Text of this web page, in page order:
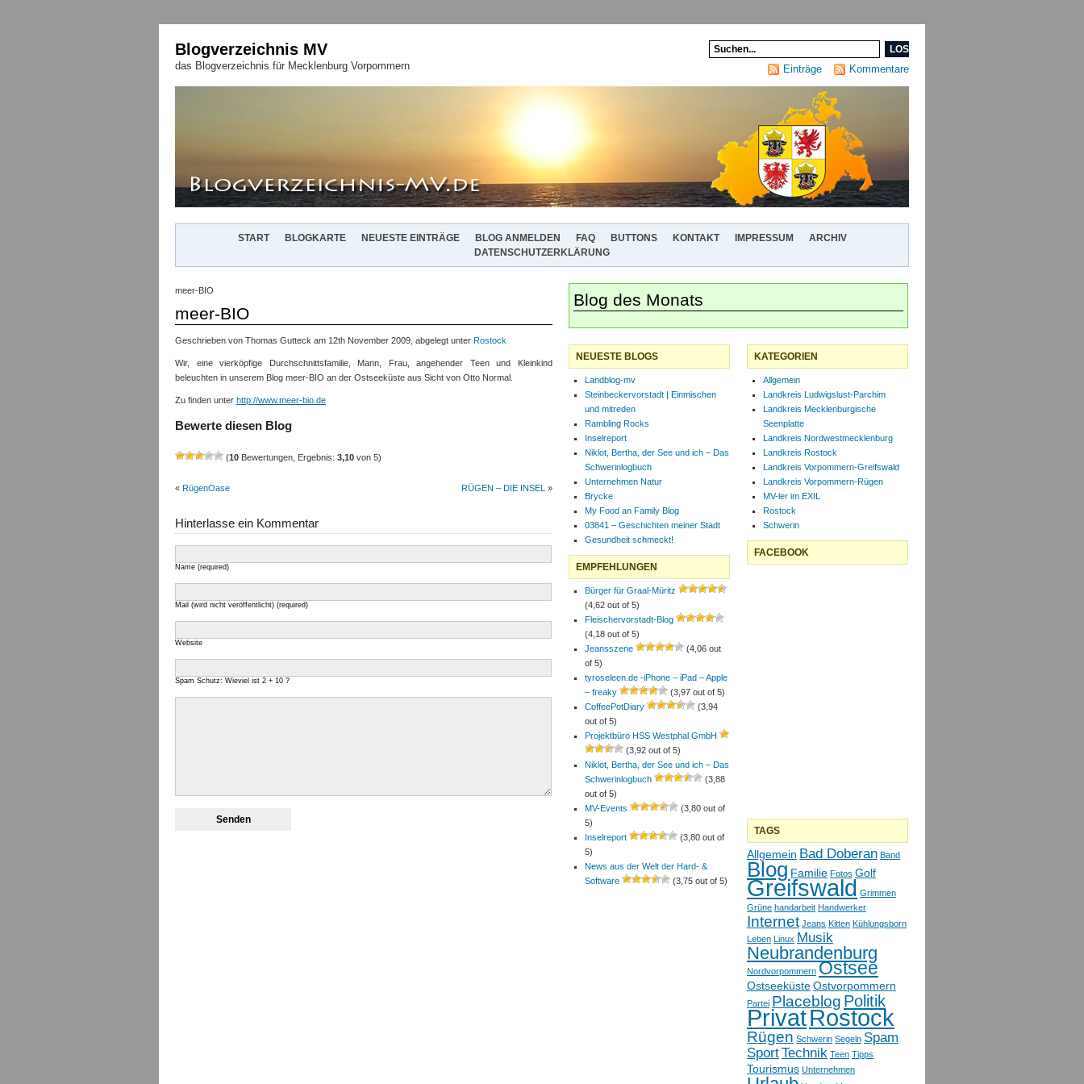
Blogverzeichnis MV
das Blogverzeichnis für Mecklenburg Vorpommern Einträge Kommentare
START BLOGKARTE NEUESTE EINTRÄGE BLOG ANMELDEN FAQ BUTTONS KONTAKT IMPRESSUM
ARCHIV
DATENSCHUTZERKLÄRUNG
meer-BIO
meer-BIO
Geschrieben von Thomas Gutteck am 12th November 2009, abgelegt unter Rostock
Wir, eine vierköpfige Durchschnittsfamilie, Mann, Frau, angehender Teen und Kleinkind
beleuchten in unserem Blog meer-BIO an der Ostseeküste aus Sicht von Otto Normal.
Zu finden unter http://www.meer-bio.de
Bewerte diesen Blog
(10 Bewertungen, Ergebnis: 3,10 von 5)
« RügenOase RÜGEN – DIE INSEL »
Hinterlasse ein Kommentar
Name (required)
Mail (wird nicht veröffentlicht) (required)
Website
Spam Schutz: Wieviel ist 2 + 10 ?
Blog des Monats
NEUESTE BLOGS
Landblog-mv
Steinbeckervorstadt | Einmischen
und mitreden
Rambling Rocks
Inselreport
Niklot, Bertha, der See und ich – Das
Schwerinlogbuch
Unternehmen Natur
Brycke
My Food an Family Blog
03841 – Geschichten meiner Stadt
Gesundheit schmeckt!
EMPFEHLUNGEN
Bürger für Graal-Müritz
(4,62 out of 5)
Fleischervorstadt-Blog
(4,18 out of 5)
Jeansszene
(4,06 out
of 5)
tyroseleen.de -iPhone – iPad – Apple
– freaky
(3,97 out of 5)
CoffeePotDiary
(3,94
out of 5)
Projektbüro HSS Westphal GmbH
(3,92 out of 5)
Niklot, Bertha, der See und ich – Das
Schwerinlogbuch
(3,88
out of 5)
MV-Events
(3,80 out of
5)
Inselreport
(3,80 out of
5)
News aus der Welt der Hard- &
Software
(3,75 out of 5)
KATEGORIEN
Allgemein
Landkreis Ludwigslust-Parchim
Landkreis Mecklenburgische
Seenplatte
Landkreis Nordwestmecklenburg
Landkreis Rostock
Landkreis Vorpommern-Greifswald
Landkreis Vorpommern-Rügen
MV-ler im EXIL
Rostock
Schwerin
FACEBOOK
TAGS
Allgemein Bad Doberan Band
Blog Familie Fotos Golf
Greifswald Grimmen
Grüne handarbeit Handwerker
Internet Jeans Kitten Kühlungsborn
Leben Linux Musik
Neubrandenburg
Nordvorpommern Ostsee
OstseeküsteOstvorpommern
Partei Placeblog Politik
PrivatRostock
Rügen Schwerin Segeln Spam
SportTechnik Teen Tipps
Tourismus Unternehmen